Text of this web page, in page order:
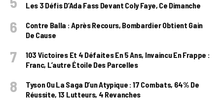
Les 3 Défis D’Ada Fass Devant Coly Faye, Ce Dimanche
Contre Balla : Après Recours, Bombardier Obtient Gain
De Cause
103 Victoires Et 4 Défaites En 5 Ans, Invaincu En Frappe :
Franc, L’autre Étoile Des Parcelles
Tyson Ou La Saga D’un Atypique : 17 Combats, 64% De
Réussite, 13 Lutteurs, 4 Revanches